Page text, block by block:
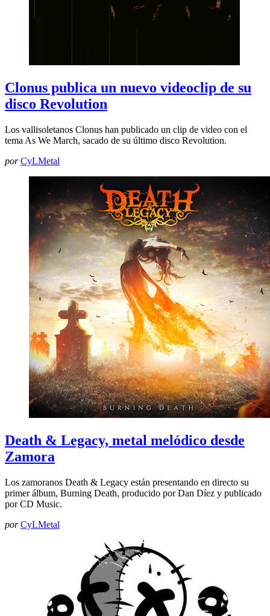
Clonus publica un nuevo videoclip de su
disco Revolution
Los vallisoletanos Clonus han publicado un clip de video con el
tema As We March, sacado de su último disco Revolution.
por CyLMetal
Death & Legacy, metal melódico desde
Zamora
Los zamoranos Death & Legacy están presentando en directo su
primer álbum, Burning Death, producido por Dan Díez y publicado
por CD Music.
por CyLMetal